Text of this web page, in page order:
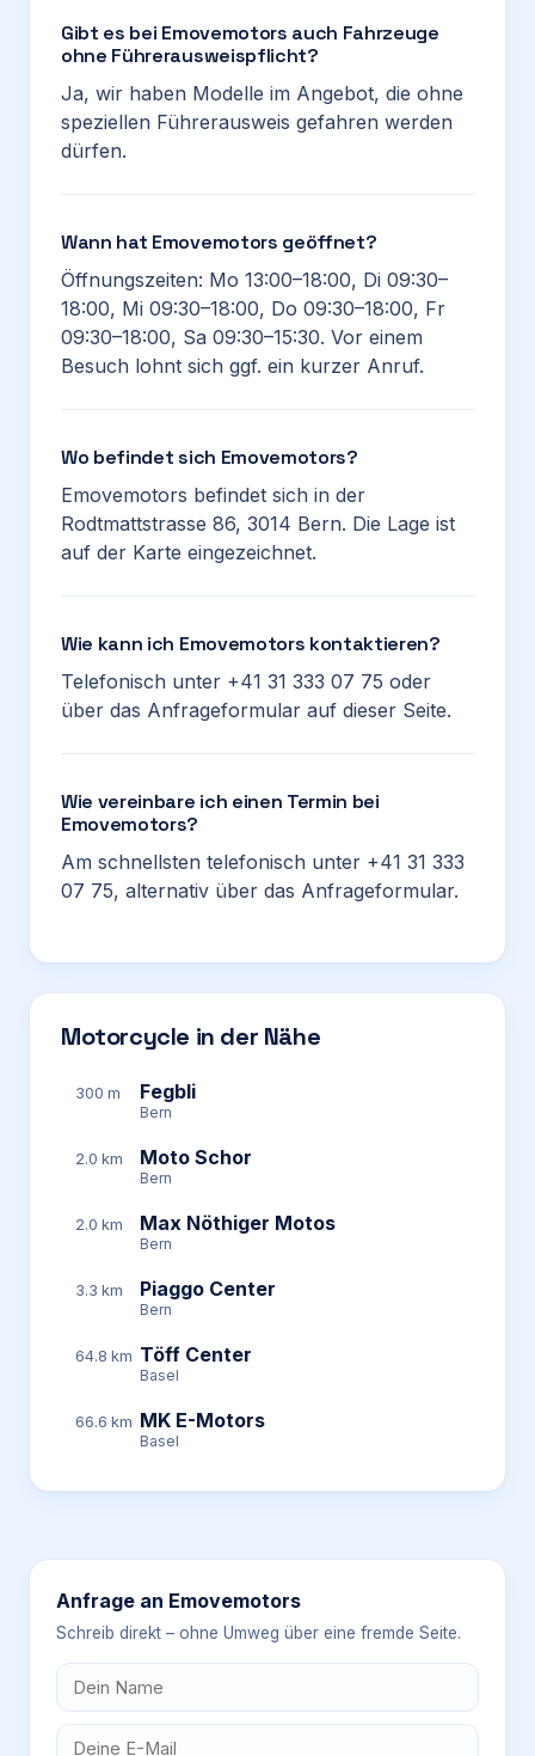
Gibt es bei Emovemotors auch Fahrzeuge
ohne Führerausweispflicht?
Ja, wir haben Modelle im Angebot, die ohne
speziellen Führerausweis gefahren werden
dürfen.
Wann hat Emovemotors geöffnet?
Öffnungszeiten: Mo 13:00–18:00, Di 09:30–
18:00, Mi 09:30–18:00, Do 09:30–18:00, Fr
09:30–18:00, Sa 09:30–15:30. Vor einem
Besuch lohnt sich ggf. ein kurzer Anruf.
Wo befindet sich Emovemotors?
Emovemotors befindet sich in der
Rodtmattstrasse 86, 3014 Bern. Die Lage ist
auf der Karte eingezeichnet.
Wie kann ich Emovemotors kontaktieren?
Telefonisch unter +41 31 333 07 75 oder
über das Anfrageformular auf dieser Seite.
Wie vereinbare ich einen Termin bei
Emovemotors?
Am schnellsten telefonisch unter +41 31 333
07 75, alternativ über das Anfrageformular.
Motorcycle in der Nähe
300 m Fegbli
Bern
2.0 km Moto Schor
Bern
2.0 km Max Nöthiger Motos
Bern
3.3 km Piaggo Center
Bern
64.8 km Töff Center
Basel
66.6 km MK E-Motors
Basel
Anfrage an Emovemotors
Schreib direkt – ohne Umweg über eine fremde Seite.